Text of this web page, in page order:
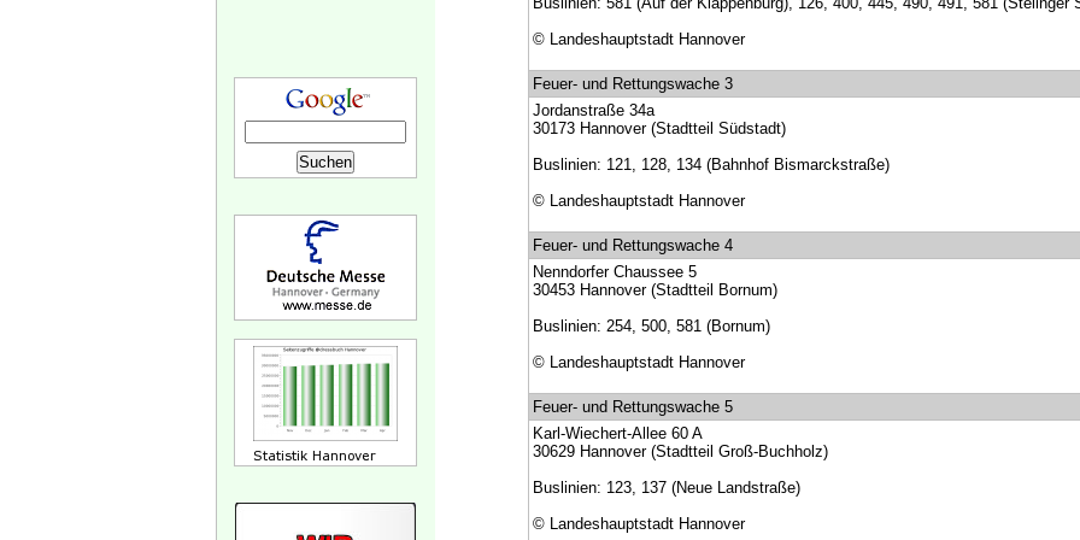
© Landeshauptstadt Hannover
Feuer- und Rettungswache 3
Jordanstraße 34a
30173 Hannover (Stadtteil Südstadt)
Buslinien: 121, 128, 134 (Bahnhof Bismarckstraße)
© Landeshauptstadt Hannover
Feuer- und Rettungswache 4
Nenndorfer Chaussee 5
30453 Hannover (Stadtteil Bornum)
Buslinien: 254, 500, 581 (Bornum)
© Landeshauptstadt Hannover
Feuer- und Rettungswache 5
Karl-Wiechert-Allee 60 A
30629 Hannover (Stadtteil Groß-Buchholz)
Buslinien: 123, 137 (Neue Landstraße)
© Landeshauptstadt Hannover